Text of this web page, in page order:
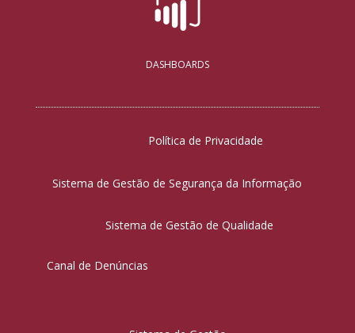
DASHBOARDS
Política de Privacidade
Sistema de Gestão de Segurança da Informação
Sistema de Gestão de Qualidade
Canal de Denúncias